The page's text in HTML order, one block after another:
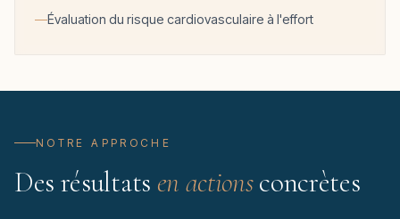
Évaluation du risque cardiovasculaire à l'effort
NOTRE APPROCHE
Des résultats en actionsconcrètes